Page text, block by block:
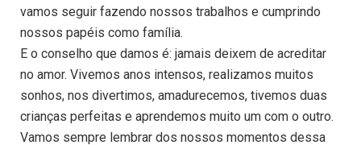
vamos seguir fazendo nossos trabalhos e cumprindo
nossos papéis como família.
E o conselho que damos é: jamais deixem de acreditar
no amor. Vivemos anos intensos, realizamos muitos
sonhos, nos divertimos, amadurecemos, tivemos duas
crianças perfeitas e aprendemos muito um com o outro.
Vamos sempre lembrar dos nossos momentos dessa